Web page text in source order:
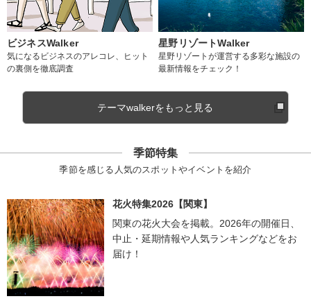
ビジネスWalker
気になるビジネスのアレコレ、ヒット
の裏側を徹底調査
星野リゾートWalker
星野リゾートが運営する多彩な施設の
最新情報をチェック！
テーマwalkerをもっと見る
季節特集
季節を感じる人気のスポットやイベントを紹介
花火特集2026【関東】
関東の花火大会を掲載。2026年の開催日、
中止・延期情報や人気ランキングなどをお
届け！